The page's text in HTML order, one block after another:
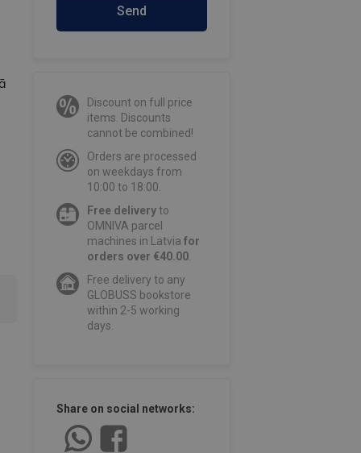
Send
Discount on full price
items. Discounts
cannot be combined!
Orders are processed
on weekdays from
10:00 to 18:00.
Free deliveryto
OMNIVA parcel
machines in Latvia for
orders over €40.00.
Free delivery to any
GLOBUSS bookstore
within 2-5 working
days.
Share on social networks: